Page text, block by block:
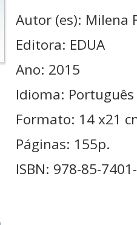
Autor (es): Milena
Editora: EDUA
Ano: 2015
Idioma: Português
Formato: 14 x21
Páginas: 155p.
ISBN: 978-85-